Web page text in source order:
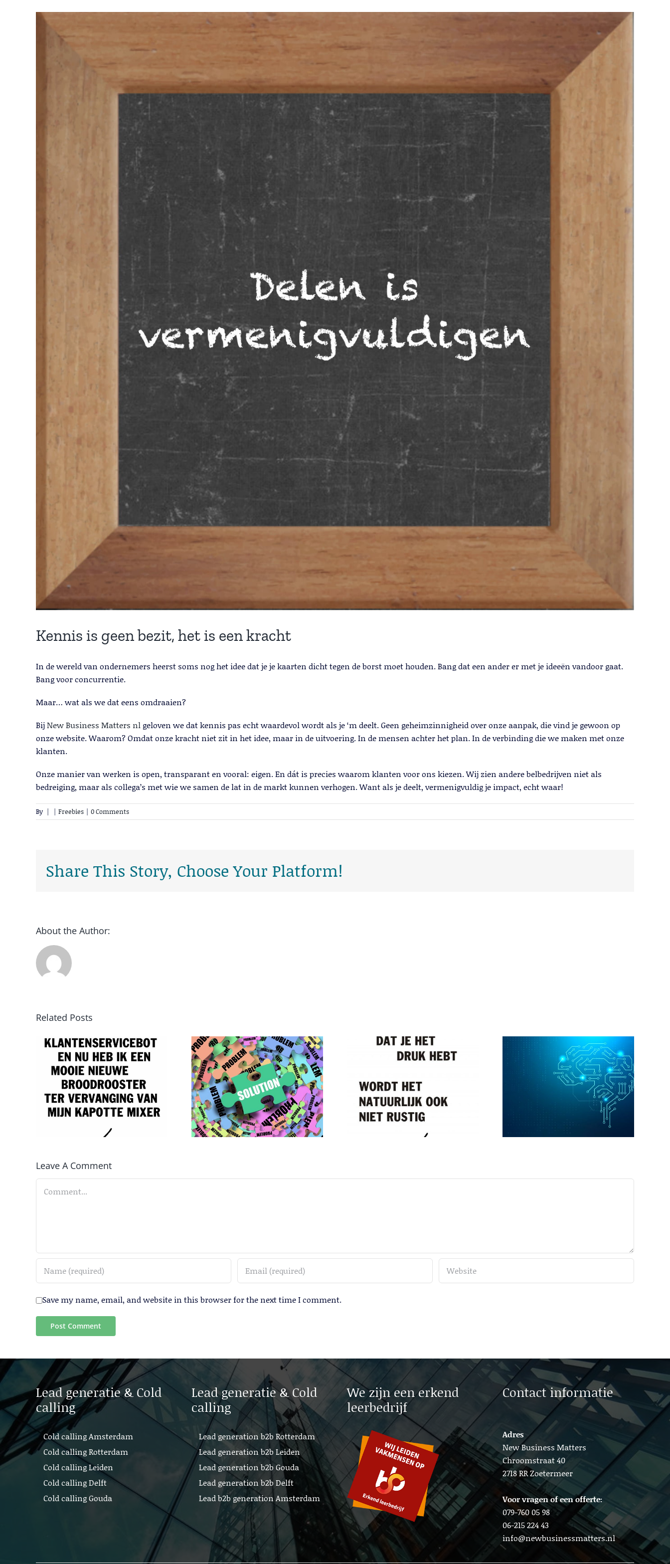
View
Larger
Kennis is geen bezit, het is een kracht
In de wereld van ondernemers heerst soms nog het idee dat je je kaarten dicht tegen de borst moet houden. Bang dat een ander er met je ideeën vandoor gaat.
Bang voor concurrentie.
Maar… wat als we dat eens omdraaien?
BijNew Business Matters nl geloven we dat kennis pas echt waardevol wordt als je ‘m deelt. Geen geheimzinnigheid over onze aanpak, die vind je gewoon op
onze website. Waarom? Omdat onze kracht niet zit in het idee, maar in de uitvoering. In de mensen achter het plan. In de verbinding die we maken met onze
klanten.
Onze manier van werken is open, transparant en vooral: eigen. En dát is precies waarom klanten voor ons kiezen. Wij zien andere belbedrijven niet als
bedreiging, maar als collega’s met wie we samen de lat in de markt kunnen verhogen. Want als je deelt, vermenigvuldig je impact, echt waar!
By | | Freebies | 0 Comments
Share This Story, Choose Your Platform!
About the Author:
Related Posts
Van probleem
naar oplossing
Druk, druk,
druk
Acquisitie is
een vak
Leave A Comment
Save my name, email, and website in this browser for the next time I comment.
Lead generatie & Cold
calling
Cold calling Amsterdam
Cold calling Rotterdam
Cold calling Leiden
Cold calling Delft
Cold calling Gouda
Lead generatie & Cold
calling
Lead generation b2b Rotterdam
Lead generation b2b Leiden
Lead generation b2b Gouda
Lead generation b2b Delft
Lead b2b generation Amsterdam
We zijn een erkend
leerbedrijf
Contact informatie
Adres
New Business Matters
Chroomstraat 40
2718 RR Zoetermeer
Voor vragen of een offerte:
079-760 05 98
06-215 224 43
info@newbusinessmatters.nl
Cold Calling
Lees meer
Trainingen